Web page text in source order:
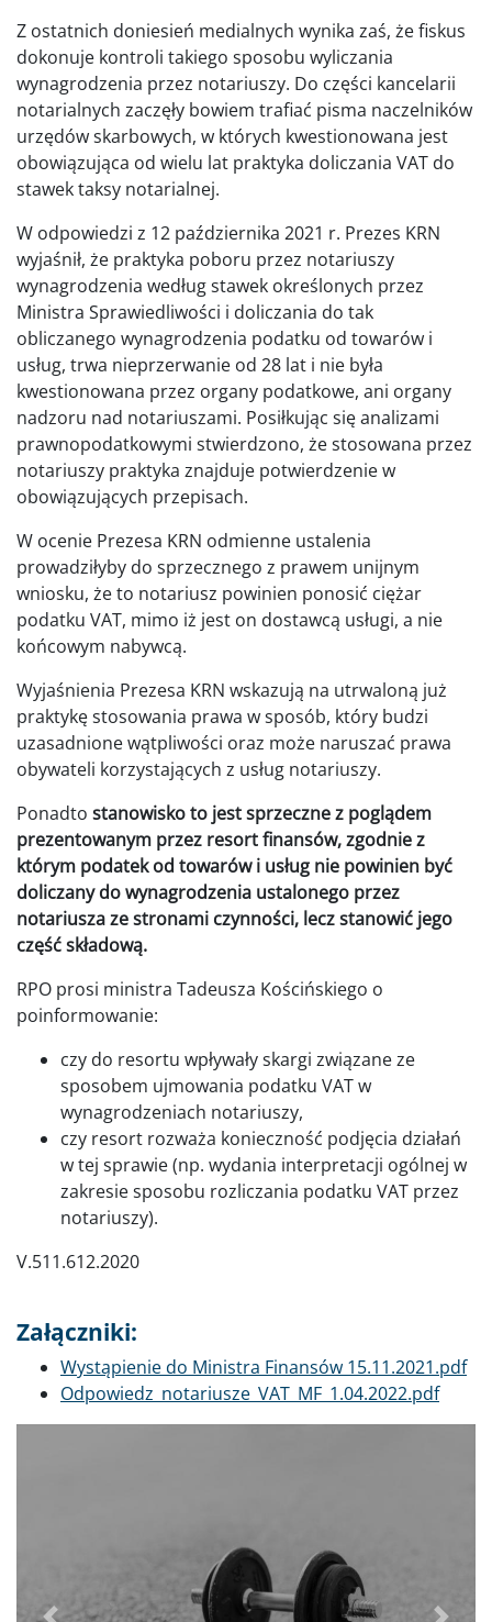
Z ostatnich doniesień medialnych wynika zaś, że fiskus
dokonuje kontroli takiego sposobu wyliczania
wynagrodzenia przez notariuszy. Do części kancelarii
notarialnych zaczęły bowiem trafiać pisma naczelników
urzędów skarbowych, w których kwestionowana jest
obowiązująca od wielu lat praktyka doliczania VAT do
stawek taksy notarialnej.
W odpowiedzi z 12 października 2021 r. Prezes KRN
wyjaśnił, że praktyka poboru przez notariuszy
wynagrodzenia według stawek określonych przez
Ministra Sprawiedliwości i doliczania do tak
obliczanego wynagrodzenia podatku od towarów i
usług, trwa nieprzerwanie od 28 lat i nie była
kwestionowana przez organy podatkowe, ani organy
nadzoru nad notariuszami. Posiłkując się analizami
prawnopodatkowymi stwierdzono, że stosowana przez
notariuszy praktyka znajduje potwierdzenie w
obowiązujących przepisach.
W ocenie Prezesa KRN odmienne ustalenia
prowadziłyby do sprzecznego z prawem unijnym
wniosku, że to notariusz powinien ponosić ciężar
podatku VAT, mimo iż jest on dostawcą usługi, a nie
końcowym nabywcą.
Wyjaśnienia Prezesa KRN wskazują na utrwaloną już
praktykę stosowania prawa w sposób, który budzi
uzasadnione wątpliwości oraz może naruszać prawa
obywateli korzystających z usług notariuszy.
Ponadto stanowisko to jest sprzeczne z poglądem
prezentowanym przez resort finansów, zgodnie z
którym podatek od towarów i usług nie powinien być
doliczany do wynagrodzenia ustalonego przez
notariusza ze stronami czynności, lecz stanowić jego
część składową.
RPO prosi ministra Tadeusza Kościńskiego o
poinformowanie:
czy do resortu wpływały skargi związane ze
sposobem ujmowania podatku VAT w
wynagrodzeniach notariuszy,
czy resort rozważa konieczność podjęcia działań
w tej sprawie (np. wydania interpretacji ogólnej w
zakresie sposobu rozliczania podatku VAT przez
notariuszy).
V.511.612.2020
Załączniki:
Dokument
Wystąpienie do Ministra Finansów 15.11.2021.pdf
Dokument
Odpowiedz_notariusze_VAT_MF_1.04.2022.pdf